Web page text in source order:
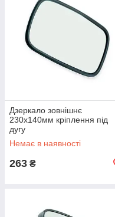
Дзеркало зовнішнє
230x140мм кріплення під
дугу
Немає в наявності
263 ₴